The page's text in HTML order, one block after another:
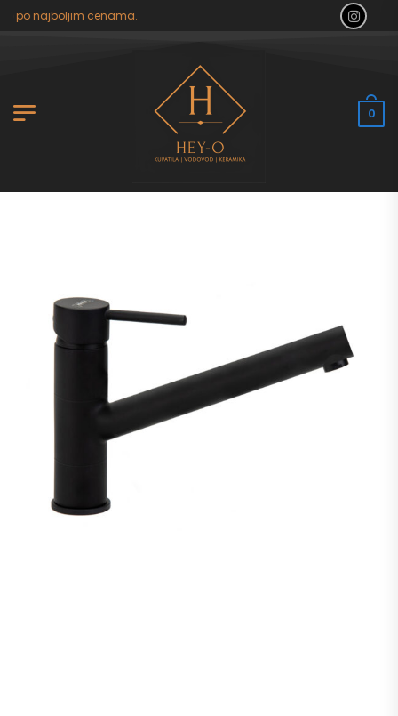
po najboljim cenama.
0